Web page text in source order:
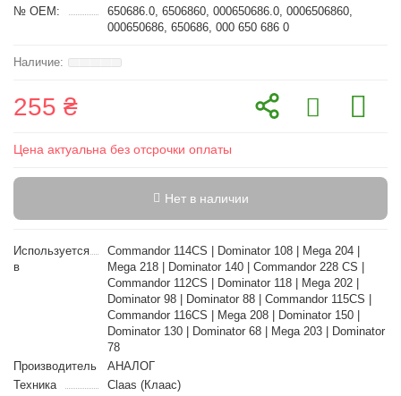
№ OEM:
650686.0, 6506860, 000650686.0, 0006506860,
000650686, 650686, 000 650 686 0
255 ₴
Цена актуальна без отсрочки оплаты
Нет в наличии
Используется
в
Commandor 114CS | Dominator 108 | Mega 204 |
Mega 218 | Dominator 140 | Commandor 228 CS |
Commandor 112CS | Dominator 118 | Mega 202 |
Dominator 98 | Dominator 88 | Commandor 115CS |
Commandor 116CS | Mega 208 | Dominator 150 |
Dominator 130 | Dominator 68 | Mega 203 | Dominator
78
Производитель
АНАЛОГ
Техника
Claas (Клаас)